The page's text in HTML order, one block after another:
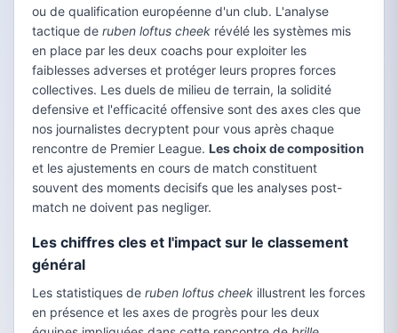
ou de qualification européenne d'un club. L'analyse
tactique de ruben loftus cheek révélé les systèmes mis
en place par les deux coachs pour exploiter les
faiblesses adverses et protéger leurs propres forces
collectives. Les duels de milieu de terrain, la solidité
defensive et l'efficacité offensive sont des axes cles que
nos journalistes decryptent pour vous après chaque
rencontre de Premier League. Les choix de composition
et les ajustements en cours de match constituent
souvent des moments decisifs que les analyses post-
match ne doivent pas negliger.
Les chiffres cles et l'impact sur le classement
général
Les statistiques de ruben loftus cheek illustrent les forces
en présence et les axes de progrès pour les deux